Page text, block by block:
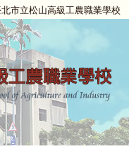
市立松山高級工農職業學校